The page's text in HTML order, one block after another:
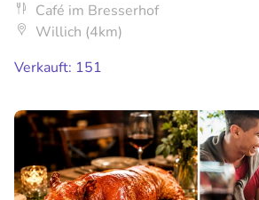
Café im Bresserhof
Willich (4km)
Verkauft: 151